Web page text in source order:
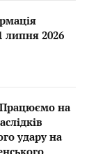
липня 2026
Працюємо на
удару на